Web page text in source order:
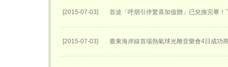
[2015-07-03] 首波「呼朋引伴驚喜加值贈」已兌換完畢！
[2015-07-03] 臺東海岸線首場熱氣球光雕音樂會4日成功